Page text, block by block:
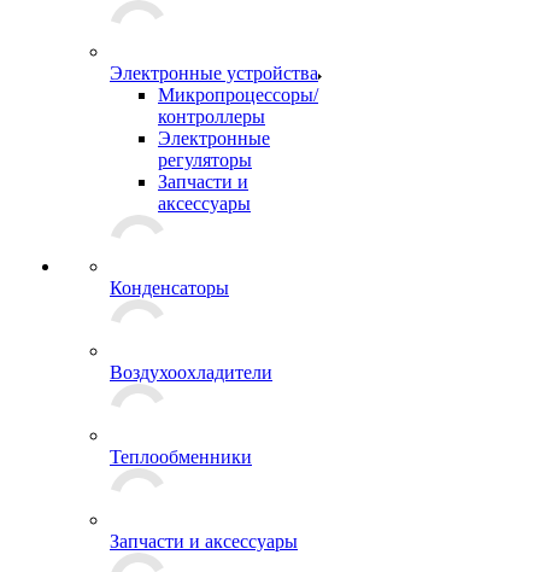
Электронные устройства
Микропроцессоры/
контроллеры
Электронные
регуляторы
Запчасти и
аксессуары
Конденсаторы
Воздухоохладители
Теплообменники
Запчасти и аксессуары